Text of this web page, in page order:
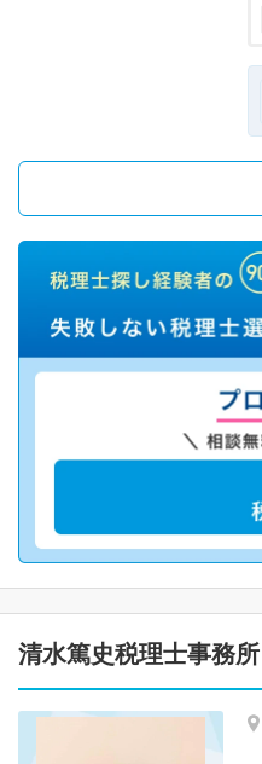
清水篤史税理士事務所